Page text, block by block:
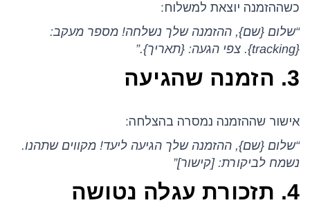
כשההזמנה יוצאת למשלוח:
“שלום {שם}, ההזמנה שלך נשלחה! מספר מעקב:
{tracking}. צפי הגעה: {תאריך}.”
3. הזמנה שהגיעה
אישור שההזמנה נמסרה בהצלחה:
“שלום {שם}, ההזמנה שלך הגיעה ליעד! מקווים שתהנו.
נשמח לביקורת: [קישור]”
4. תזכורת עגלה נטושה